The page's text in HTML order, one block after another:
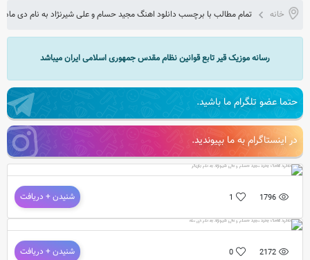
خانه تمام مطالب با برچسب دانلود اهنگ مجید حسام و علی شیرنژاد به نام دی ماه
رسانه موزیک قیر تابع قوانین نظام مقدس جمهوری اسلامی ایران میباشد
حتما عضو تلگرام ما باشید.
در اینستاگرام به ما بپیوندید.
1796
1 شنیدن + دریافت
2172
0 شنیدن + دریافت